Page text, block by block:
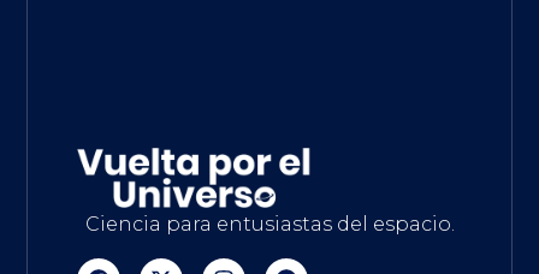
Ciencia para entusiastas del espacio.